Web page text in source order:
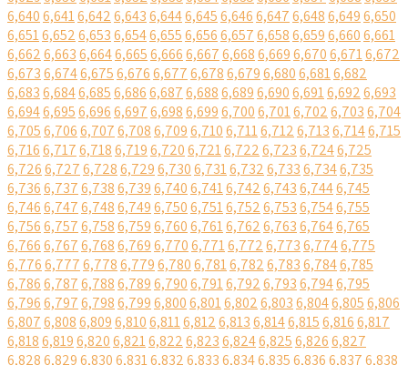
6,6406,6416,6426,6436,6446,6456,6466,6476,6486,6496,650
6,6516,6526,6536,6546,6556,6566,6576,6586,6596,6606,661
6,6626,6636,6646,6656,6666,6676,6686,6696,6706,6716,672
6,6736,6746,6756,6766,6776,6786,6796,6806,6816,682
6,6836,6846,6856,6866,6876,6886,6896,6906,6916,6926,693
6,6946,6956,6966,6976,6986,6996,7006,7016,7026,7036,704
6,7056,7066,7076,7086,7096,7106,7116,7126,7136,7146,715
6,7166,7176,7186,7196,7206,7216,7226,7236,7246,725
6,7266,7276,7286,7296,7306,7316,7326,7336,7346,735
6,7366,7376,7386,7396,7406,7416,7426,7436,7446,745
6,7466,7476,7486,7496,7506,7516,7526,7536,7546,755
6,7566,7576,7586,7596,7606,7616,7626,7636,7646,765
6,7666,7676,7686,7696,7706,7716,7726,7736,7746,775
6,7766,7776,7786,7796,7806,7816,7826,7836,7846,785
6,7866,7876,7886,7896,7906,7916,7926,7936,7946,795
6,7966,7976,7986,7996,8006,8016,8026,8036,8046,8056,806
6,8076,8086,8096,8106,8116,8126,8136,8146,8156,8166,817
6,8186,8196,8206,8216,8226,8236,8246,8256,8266,827
6,8286,8296,8306,8316,8326,8336,8346,8356,8366,8376,838